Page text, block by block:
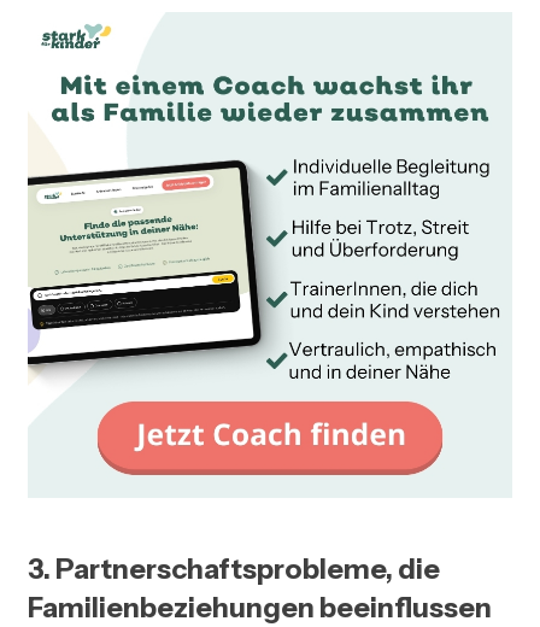
3. Partnerschaftsprobleme, die
Familienbeziehungen beeinflussen